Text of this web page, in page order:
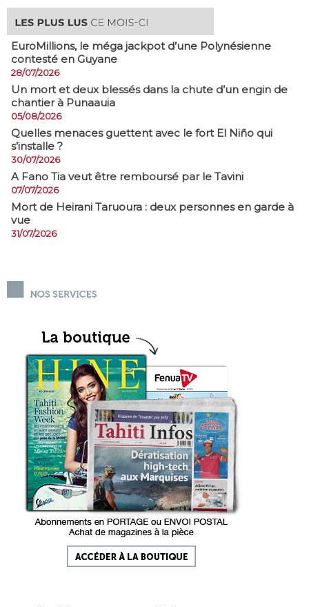
EuroMillions, ​le méga jackpot d’une Polynésienne
contesté en Guyane
28/07/2026
​Un mort et deux blessés dans la chute d’un engin de
chantier à Punaauia
05/08/2026
Quelles menaces guettent avec le fort El Niño qui
s’installe ?
30/07/2026
A Fano Tia veut être remboursé par le Tavini
07/07/2026
Mort de Heirani Taruoura : deux personnes en garde à
vue
31/07/2026